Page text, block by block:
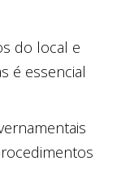
do local e
é essencial